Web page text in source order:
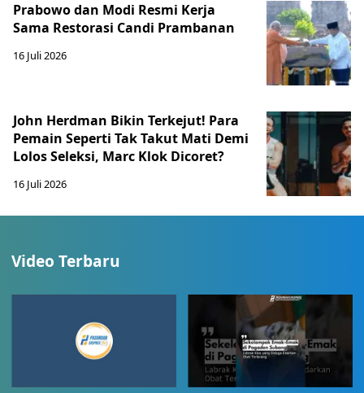
Prabowo dan Modi Resmi Kerja
Sama Restorasi Candi Prambanan
16 Juli 2026
John Herdman Bikin Terkejut! Para
Pemain Seperti Tak Takut Mati Demi
Lolos Seleksi, Marc Klok Dicoret?
16 Juli 2026
Video Terbaru